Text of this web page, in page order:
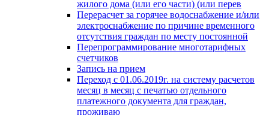
жилого дома (или его части) (или перев
Перерасчет за горячее водоснабжение и/или
электроснабжение по причине временного
отсутствия граждан по месту постоянной
Перепрограммирование многотарифных
счетчиков
Запись на прием
Переход с 01.06.2019г. на систему расчетов
месяц в месяц с печатью отдельного
платежного документа для граждан,
проживаю